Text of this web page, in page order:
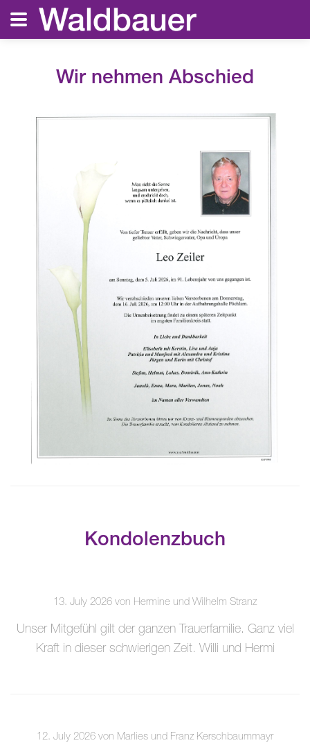
Wir nehmen Abschied
Kondolenzbuch
13. July 2026 von Hermine und Wilhelm Stranz
Unser Mitgefühl gilt der ganzen Trauerfamilie. Ganz viel
Kraft in dieser schwierigen Zeit. Willi und Hermi
12. July 2026 von Marlies und Franz Kerschbaummayr